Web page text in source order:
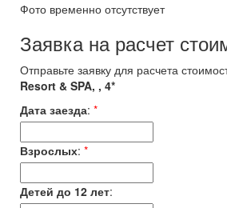
Фото временно отсутствует
Заявка на расчет
Отправьте заявку для расчета
Resort & SPA, , 4*
Дата заезда: *
Взрослых: *
Детей до 12 лет: